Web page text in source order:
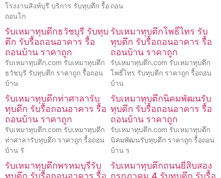
โรงงานสิงห์บุรี บริการ รับทุบตึก รื้อ
ถอนโก
ถอน
รับเหมาทุบตึกธวัชบุรี รับทุบ
ตึก รับรื้อถอนอาคาร รื้อ
ถอนบ้าน ราคาถูก
รับเหมาทุบตึก.com รับเหมาทุบตึก
ธวัชบุรี รับทุบตึก ราคาถูก รื้อถอน
บ้าน
รับเหมาทุบตึกโพธิ์ไทร รับ
ทุบตึก รับรื้อถอนอาคาร รื้อ
ถอนบ้าน ราคาถูก
รับเหมาทุบตึก.com รับเหมาทุบตึก
โพธิ์ไทร รับทุบตึก ราคาถูก รื้อถอน
บ้าน
รับเหมาทุบตึกท่าศาลารับ
ทุบตึก รับรื้อถอนอาคาร รื้อ
ถอนบ้าน ราคาถูก
รับเหมาทุบตึก.com รับเหมาทุบตึก
ท่าศาลารับทุบตึก ราคาถูก รื้อถอน
บ้าน รั
รับเหมาทุบตึกนิคมพัฒนรับ
ทุบตึก รับรื้อถอนอาคาร รื้อ
ถอนบ้าน ราคาถูก
รับเหมาทุบตึก.com รับเหมาทุบตึก
นิคมพัฒนรับทุบตึก ราคาถูก รื้อถอน
บ้าน ร
รับเหมาทุบตึกพรหมบุรีรับ
ทุบตึก รับรื้อถอนอาคาร รื้อ
รับเหมาทุบตึกถนนยี่สิบสอง
กรกฎาคม 4 รับทุบตึก รับรื้อ